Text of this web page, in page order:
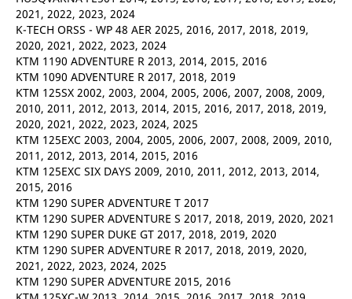
2021, 2022, 2023, 2024
K-TECH ORSS - WP 48 AER 2025, 2016, 2017, 2018, 2019,
2020, 2021, 2022, 2023, 2024
KTM 1190 ADVENTURE R 2013, 2014, 2015, 2016
KTM 1090 ADVENTURE R 2017, 2018, 2019
KTM 125SX 2002, 2003, 2004, 2005, 2006, 2007, 2008, 2009,
2010, 2011, 2012, 2013, 2014, 2015, 2016, 2017, 2018, 2019,
2020, 2021, 2022, 2023, 2024, 2025
KTM 125EXC 2003, 2004, 2005, 2006, 2007, 2008, 2009, 2010,
2011, 2012, 2013, 2014, 2015, 2016
KTM 125EXC SIX DAYS 2009, 2010, 2011, 2012, 2013, 2014,
2015, 2016
KTM 1290 SUPER ADVENTURE T 2017
KTM 1290 SUPER ADVENTURE S 2017, 2018, 2019, 2020, 2021
KTM 1290 SUPER DUKE GT 2017, 2018, 2019, 2020
KTM 1290 SUPER ADVENTURE R 2017, 2018, 2019, 2020,
2021, 2022, 2023, 2024, 2025
KTM 1290 SUPER ADVENTURE 2015, 2016